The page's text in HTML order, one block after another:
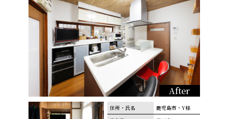
After
住所・氏名
鹿児島市・Y様